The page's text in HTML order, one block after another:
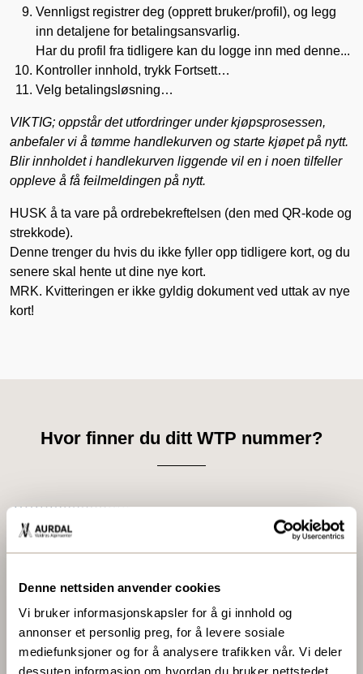
Denne nettsiden anvender cookies
Vi bruker informasjonskapsler for å gi innhold og
annonser et personlig preg, for å levere sosiale
mediefunksjoner og for å analysere trafikken vår. Vi deler
dessuten informasjon om hvordan du bruker nettstedet
Vennligst registrer deg (opprett bruker/profil), og legg
inn detaljene for betalingsansvarlig.
Har du profil fra tidligere kan du logge inn med denne...
Kontroller innhold, trykk Fortsett…
Velg betalingsløsning…
VIKTIG; oppstår det utfordringer under kjøpsprosessen,
anbefaler vi å tømme handlekurven og starte kjøpet på nytt.
Blir innholdet i handlekurven liggende vil en i noen tilfeller
oppleve å få feilmeldingen på nytt.
HUSK å ta vare på ordrebekreftelsen (den med QR-kode og
strekkode).
Denne trenger du hvis du ikke fyller opp tidligere kort, og du
senere skal hente ut dine nye kort.
MRK. Kvitteringen er ikke gyldig dokument ved uttak av nye
kort!
Hvor finner du ditt WTP nummer?